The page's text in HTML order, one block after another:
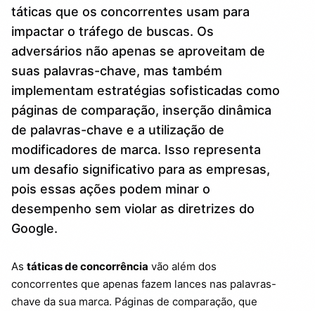
táticas que os concorrentes usam para
impactar o tráfego de buscas. Os
adversários não apenas se aproveitam de
suas palavras-chave, mas também
implementam estratégias sofisticadas como
páginas de comparação, inserção dinâmica
de palavras-chave e a utilização de
modificadores de marca. Isso representa
um desafio significativo para as empresas,
pois essas ações podem minar o
desempenho sem violar as diretrizes do
Google.
As táticas de concorrência vão além dos
concorrentes que apenas fazem lances nas palavras-
chave da sua marca. Páginas de comparação, que